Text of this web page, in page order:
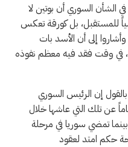
الشأن السوري أن بوتين لا
للمستقبل، بل كورقة تعكس
إلى أن الأسد بات
في وقت فقد فيه معظم نفوذه
إن الرئيس السوري
عن تلك التي عاشها خلال
تمضي سوريا في مرحلة
حكم امتد لعقود